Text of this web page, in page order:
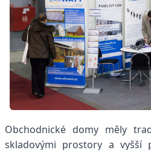
Obchodnické domy měly
skladovými prostory a vyšší